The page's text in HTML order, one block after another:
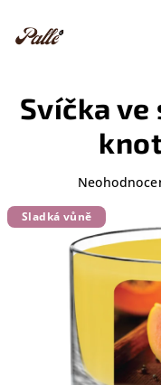
obsah
Svíčka
produktu
hvězdiček.
Sladká vůně